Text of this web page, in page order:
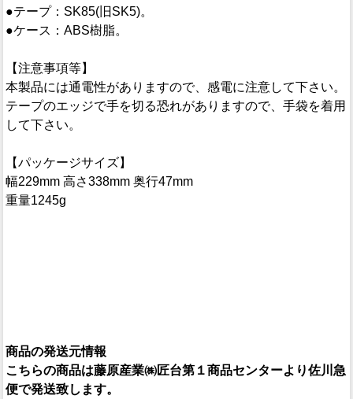
●テープ：SK85(旧SK5)。
●ケース：ABS樹脂。
【注意事項等】
本製品には通電性がありますので、感電に注意して下さい。
テープのエッジで手を切る恐れがありますので、手袋を着用
して下さい。
【パッケージサイズ】
幅229mm 高さ338mm 奥行47mm
重量1245g
商品の発送元情報
こちらの商品は藤原産業㈱匠台第１商品センターより佐川急
便で発送致します。